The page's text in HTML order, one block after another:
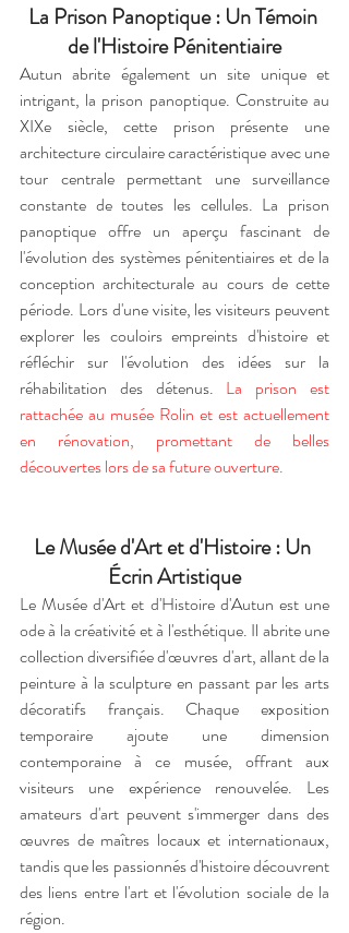
La Prison Panoptique : Un Témoin
de l'Histoire Pénitentiaire
Autun abrite également un site unique et
intrigant, la prison panoptique. Construite au
XIXe siècle, cette prison présente une
architecture circulaire caractéristique avec une
tour centrale permettant une surveillance
constante de toutes les cellules. La prison
panoptique offre un aperçu fascinant de
l'évolution des systèmes pénitentiaires et de la
conception architecturale au cours de cette
période. Lors d'une visite, les visiteurs peuvent
explorer les couloirs empreints d'histoire et
réfléchir sur l'évolution des idées sur la
réhabilitation des détenus. La prison est
rattachée au musée Rolin et est actuellement
en rénovation, promettant de belles
découvertes lors de sa future ouverture.
Le Musée d'Art et d'Histoire : Un
Écrin Artistique
Le Musée d'Art et d'Histoire d'Autun est une
ode à la créativité et à l'esthétique. Il abrite une
collection diversifiée d'œuvres d'art, allant de la
peinture à la sculpture en passant par les arts
décoratifs français. Chaque exposition
temporaire ajoute une dimension
contemporaine à ce musée, offrant aux
visiteurs une expérience renouvelée. Les
amateurs d'art peuvent s'immerger dans des
œuvres de maîtres locaux et internationaux,
tandis que les passionnés d'histoire découvrent
des liens entre l'art et l'évolution sociale de la
région.